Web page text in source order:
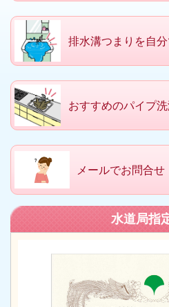
排水溝つまりを自
おすすめのパイプ
メールでお問合せ
水道局指